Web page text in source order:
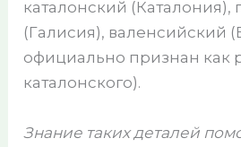
каталонский (Каталония),
(Галисия), валенсийский
официально признан как
каталонского).
Знание таких деталей